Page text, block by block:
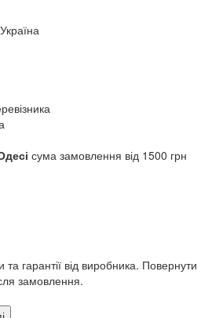
сума замовлення від 1500 грн
гарантії від виробника. Повернути
замовлення.